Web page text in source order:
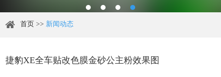
首页 >> 新闻动态
捷豹XE全车贴改色膜金砂公主粉效果图